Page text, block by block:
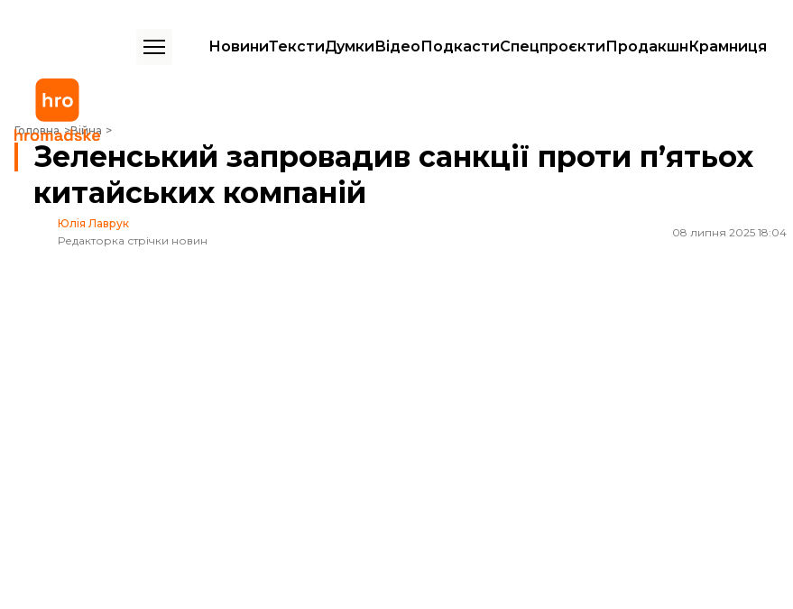
НовиниТекстиДумкиВідеоПодкастиСпецпроєктиПродакшнКрамниця
Головна Війна
Зеленський запровадив санкції проти п’ятьох китайських компаній
Зеленський запровадив санкції проти п’ятьох
китайських компаній
Юлія Лаврук
Редакторка стрічки новин
08 липня 2025 18:04